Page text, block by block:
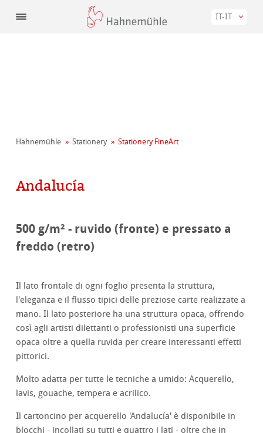
IT-IT
Hahnemühle Stationery Stationery FineArt
Andalucía
500 g/m² - ruvido (fronte) e pressato a
freddo (retro)
Il lato frontale di ogni foglio presenta la struttura,
l'eleganza e il flusso tipici delle preziose carte realizzate a
mano. Il lato posteriore ha una struttura opaca, offrendo
così agli artisti dilettanti o professionisti una superficie
opaca oltre a quella ruvida per creare interessanti effetti
pittorici.
Molto adatta per tutte le tecniche a umido: Acquerello,
lavis, gouache, tempera e acrilico.
Il cartoncino per acquerello 'Andalucía' è disponibile in
blocchi - incollati su tutti e quattro i lati - oltre che in